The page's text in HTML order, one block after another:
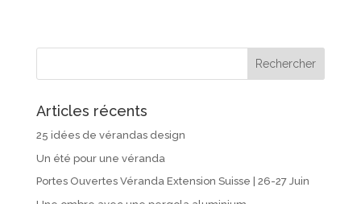
Articles récents
25 idées de vérandas design
Un été pour une véranda
Portes Ouvertes Véranda Extension Suisse | 26-27 Juin